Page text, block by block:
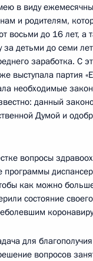
в виду
и родителям,
восьми до 16 лет, а
за детьми до семи
заработка. С
выступала партия
необходимые
данный
Думой и
вопросы
программы
как можно
состояние
для
вопросов